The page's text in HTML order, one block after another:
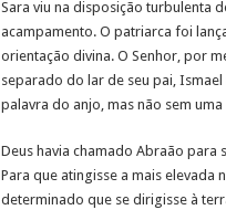
Sara viu na disposição turbulenta
acampamento. O patriarca foi
orientação divina. O Senhor, por
separado do lar de seu pai,
palavra do anjo, mas não sem
Deus havia chamado Abraão para
Para que atingisse a mais elevada
determinado que se dirigisse à